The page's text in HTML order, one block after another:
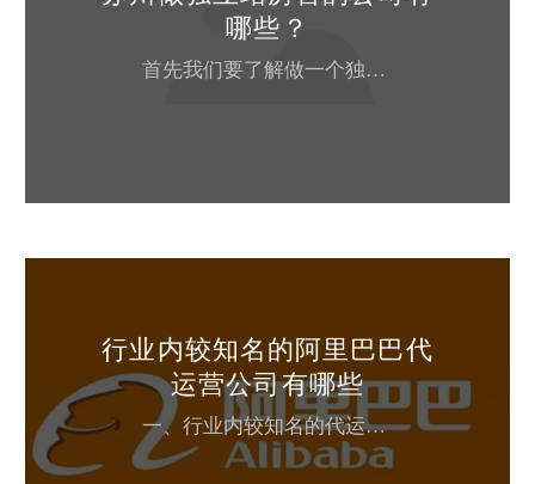
哪些？
首先我们要了解做一个独站站几个关键的因素1 如何采购一个简单，好用的后台，这个是比较关键的，要让人易上手的后台。2 这个后台，他是否可以链接到谷歌上面去3 这个后台，他是否有强大的背景支持现在市面上有很多服务器层出不穷，很多时候，你做了网站你会面临网站打不开，打开卡，或者干脆页面404，这些都是选择有关。详情请咨询：18260285560（微信同号，三秒）
行业内较知名的阿里巴巴代
运营公司有哪些
一、行业内较知名的代运营公司类型综合型电商服务商五色鹿网络：国内头部电商代运营公司，服务涵盖，alibaba，1688等平台，提供全链路运营服务咨询18260285560。丽人丽妆：专注美妆、快消品领域，在1688平台也有代运营业务。若羽臣：覆盖母婴、健康等领域，提供店铺运营、营销推广等服务。垂直领域代运营公司杭州碧橙网络：擅长家电、3C数码等类目，服务包括1688店铺装修、爆款打造等。小冰...